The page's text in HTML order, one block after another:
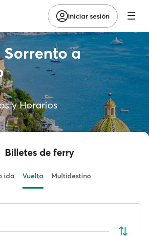
Iniciar sesión
Sorrento a
y Horarios
Billetes de ferry
ida Vuelta Multidestino